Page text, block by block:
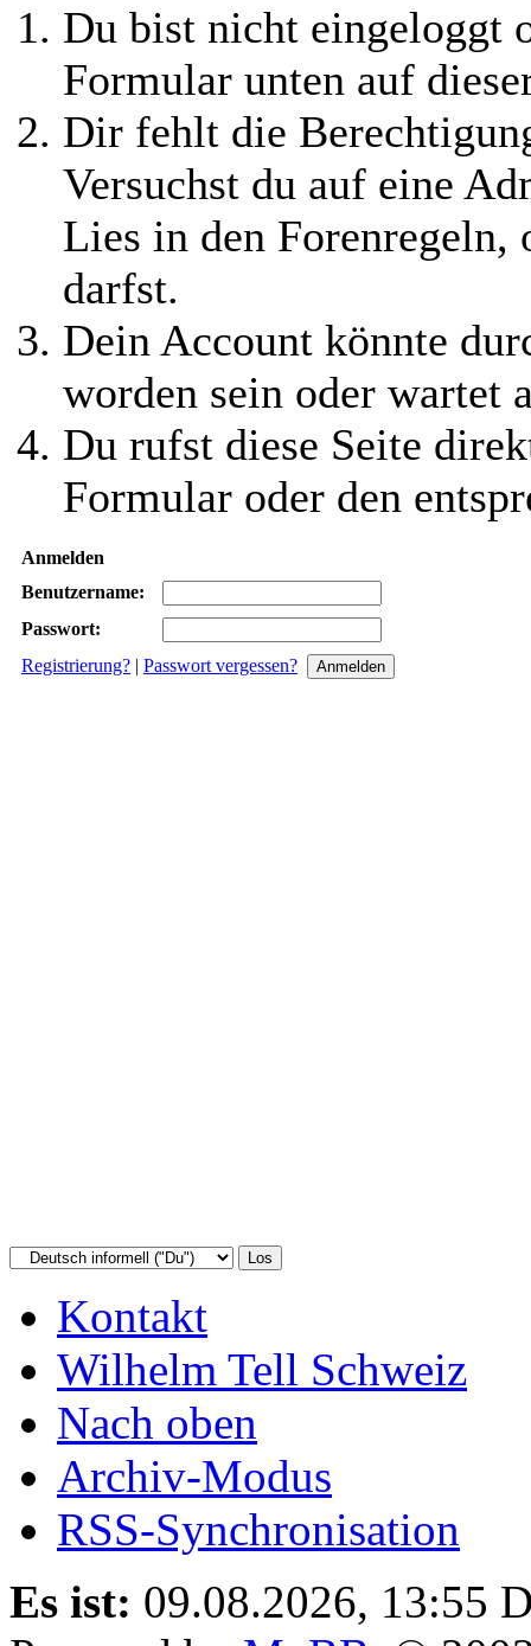
Du bist nicht eingeloggt
Formular unten auf
Dir fehlt die
Versuchst du auf eine
Lies in den Forenregeln,
darfst.
Dein Account könnte
worden sein oder wartet
Du rufst diese Seite
Formular oder den
Anmelden
Benutzername:
Passwort:
Registrierung? | Passwort vergessen?
Kontakt
Wilhelm Tell Schweiz
Nach oben
Archiv-Modus
RSS-Synchronisation
Es ist: 09.08.2026, 13:55